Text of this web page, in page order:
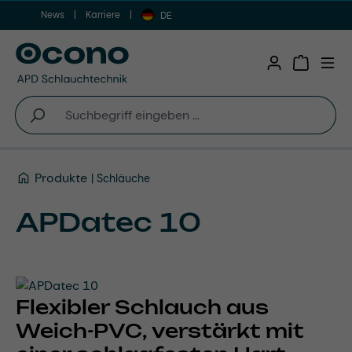
Zum Hauptinhalt springen
News Karriere DE
Produkte Schläuche
APDatec 10
Flexibler Schlauch aus
Weich-PVC, verstärkt mit